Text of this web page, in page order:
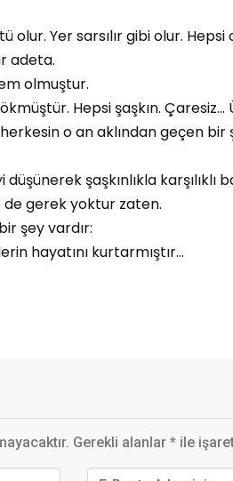
Yer sarsılır gibi olur.
adeta.
olmuştur.
Hepsi şaşkın. Çaresiz…
o an aklından geçen
şaşkınlıkla karşılıklı
de gerek yoktur zaten.
şey vardır:
hayatını kurtarmıştır…
Gerekli alanlar * ile